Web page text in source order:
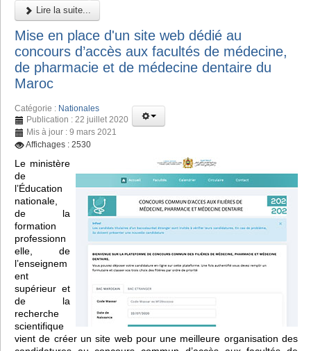
Lire la suite...
Mise en place d'un site web dédié au
concours d’accès aux facultés de médecine,
de pharmacie et de médecine dentaire du
Maroc
Catégorie : Nationales
Publication : 22 juillet 2020
Mis à jour : 9 mars 2021
Affichages : 2530
Le ministère
de
l’Éducation
nationale,
de la
formation
professionn
elle, de
l’enseignem
ent
supérieur et
de la
recherche
scientifique
vient de créer un site web pour une meilleure organisation des